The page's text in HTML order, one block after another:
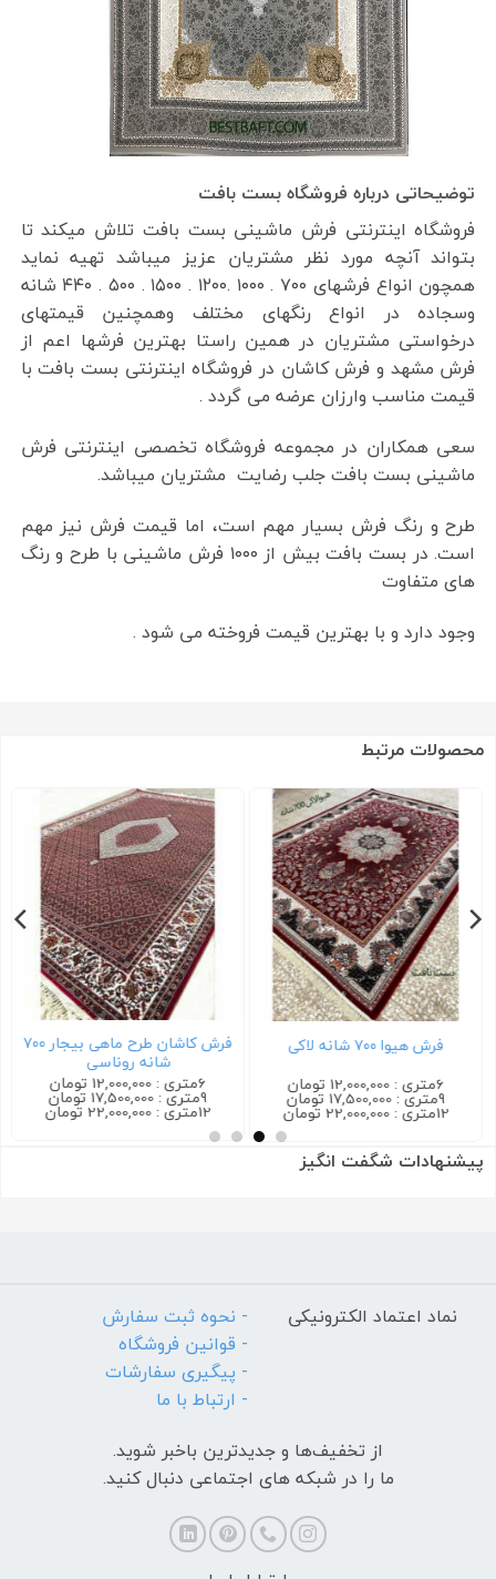
توضیحاتی درباره فروشگاه بست بافت
فروشگاه اینترنتی فرش ماشینی بست بافت تلاش میکند تا
بتواند آنچه مورد نظر مشتریان عزیز میباشد تهیه نماید
همچون انواع فرشهای ۷۰۰ . ۱۰۰۰ .۱۲۰۰ . ۱۵۰۰ . ۵۰۰ . ۴۴۰ شانه
وسجاده در انواع رنگهای مختلف وهمچنین قیمتهای
درخواستی مشتریان در همین راستا بهترین فرشها اعم از
فرش مشهد و فرش کاشان در فروشگاه اینترنتی بست بافت با
قیمت مناسب وارزان عرضه می گردد .
سعی همکاران در مجموعه فروشگاه تخصصی اینترنتی فرش
ماشینی بست بافت جلب رضایت مشتریان میباشد.
طرح و رنگ فرش بسیار مهم است، اما قیمت فرش نیز مهم
است. در بست بافت بیش از ۱۰۰۰ فرش ماشینی با طرح و رنگ
های متفاوت
وجود دارد و با بهترین قیمت فروخته می شود .
محصولات مرتبط
فرش هیوا ۷۰۰ شانه لاکی
6متری : 12,000,000 تومان
9متری : 17,500,000 تومان
12متری : 22,000,000 تومان
فرش کاشان طرح ماهی بیجار ۷۰۰
شانه روناسی
6متری : 12,000,000 تومان
9متری : 17,500,000 تومان
12متری : 22,000,000 تومان
پیشنهادات شگفت انگیز
نماد اعتماد الکترونیکی
- نحوه ثبت سفارش
- قوانین فروشگاه
- پیگیری سفارشات
- ارتباط با ما
از تخفیف‌ها و جدیدترین‌ باخبر شوید.
ما را در شبکه های اجتماعی دنبال کنید.